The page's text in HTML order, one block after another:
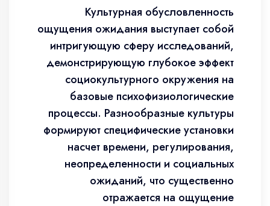
Культурная обусловленность
ощущения ожидания выступает собой
интригующую сферу исследований,
демонстрирующую глубокое эффект
социокультурного окружения на
базовые психофизиологические
процессы. Разнообразные культуры
формируют специфические установки
насчет времени, регулирования,
неопределенности и социальных
ожиданий, что существенно
отражается на ощущение